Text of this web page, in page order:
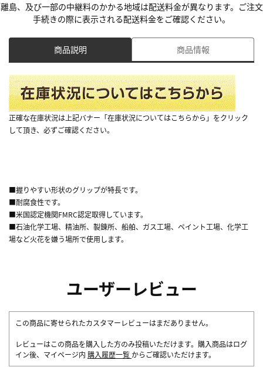
離島、及び一部の中継料のかかる地域は配送料金が異なります。ご注文
手続きの際に表示される配送料金をご確認ください。
商品説明 商品情報
正確な在庫状況は上記バナー「在庫状況についてはこちらから」をクリック
して頂き、必ずご確認ください。
■握りやすい形状のグリップが特長です。
■耐腐食性です。
■米国認定機関FMRC認定取得しています。
■石油化学工場、精油所、製錬所、船舶、ガス工場、ペイント工場、化学工
場など火花を嫌う場所で使用します。
ユーザーレビュー
この商品に寄せられたカスタマーレビューはまだありません。
レビューはこの商品を購入した方のみ投稿いただけます。購入商品はログ
イン後、マイページ内 購入履歴一覧 からご確認いただけます。